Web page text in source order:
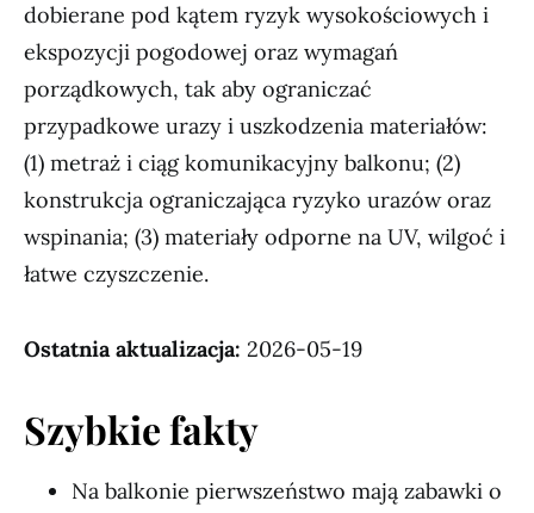
dobierane pod kątem ryzyk wysokościowych i
ekspozycji pogodowej oraz wymagań
porządkowych, tak aby ograniczać
przypadkowe urazy i uszkodzenia materiałów:
(1) metraż i ciąg komunikacyjny balkonu; (2)
konstrukcja ograniczająca ryzyko urazów oraz
wspinania; (3) materiały odporne na UV, wilgoć i
łatwe czyszczenie.
Ostatnia aktualizacja: 2026-05-19
Szybkie fakty
Na balkonie pierwszeństwo mają zabawki o